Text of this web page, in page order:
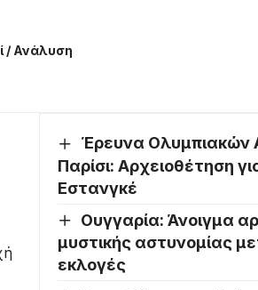
/ Ανάλυση
Έρευνα Ολυμπιακών
Παρίσι: Αρχειοθέτηση
Εστανγκέ
Ουγγαρία: Άνοιγμα
μυστικής αστυνομίας
εκλογές